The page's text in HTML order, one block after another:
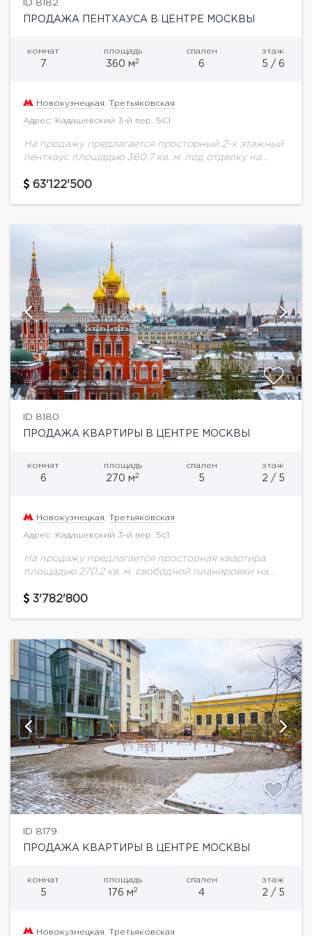
ID 8182
ПРОДАЖА ПЕНТХАУСА В ЦЕНТРЕ МОСКВЫ
комнат
7
площадь
360 м2
спален
6
этаж
5 / 6
Новокузнецкая Третьяковская
Адрес: Кадашевский 3-й пер. 5С1
На продажу предлагается просторный 2-х этажный
пентхаус площадью 360,7 кв. м. под отделку на
малоквартирном доме премиум-класса в самом
63'122'500
ID 8180
ПРОДАЖА КВАРТИРЫ В ЦЕНТРЕ МОСКВЫ
комнат
6
площадь
270 м2
спален
5
этаж
2 / 5
Новокузнецкая Третьяковская
Адрес: Кадашевский 3-й пер. 5с1
На продажу предлагается просторная квартира
площадью 270,2 кв. м. свободной планировки на
малоквартирном доме премиум-класса в самом
3'782'800
ID 8179
ПРОДАЖА КВАРТИРЫ В ЦЕНТРЕ МОСКВЫ
комнат
5
площадь
176 м2
спален
4
этаж
2 / 5
Новокузнецкая Третьяковская